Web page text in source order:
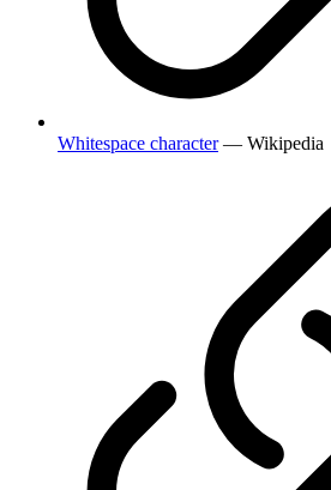
Whitespace character — Wikipedia